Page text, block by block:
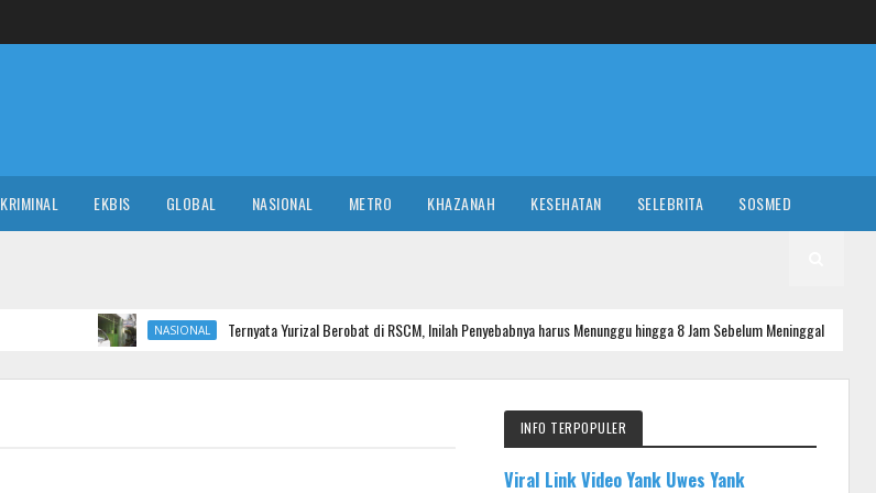
KRIMINAL EKBIS GLOBAL NASIONAL METRO KHAZANAH KESEHATAN SELEBRITA SOSMED
NASIONAL Ternyata Yurizal Berobat di RSCM, Inilah Penyebabnya harus Menunggu hingga 8 Jam Sebelum Meninggal HUKUM
INFO TERPOPULER
Viral Link Video Yank Uwes Yank